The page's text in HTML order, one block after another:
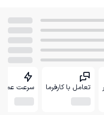
تعامل با کارفرما سرعت عمل